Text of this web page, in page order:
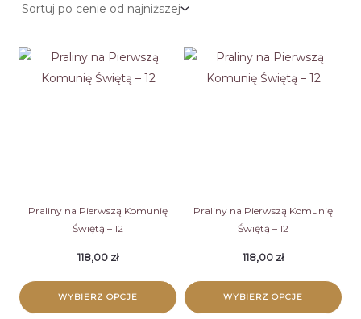
Praliny na Pierwszą Komunię
Świętą – 12
118,00 zł
WYBIERZ OPCJE
Praliny na Pierwszą Komunię
Świętą – 12
118,00 zł
WYBIERZ OPCJE